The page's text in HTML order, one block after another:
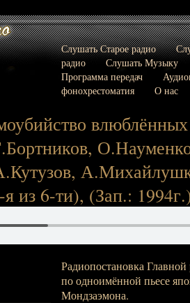
Слушать Старое радио
радио
Слушать Музыку
Программа передач
фонохрестоматия
О нас
из 6-ти), (Зап.:
Радиопостановка
по одноимённой пьесе
Мондзаэмона.